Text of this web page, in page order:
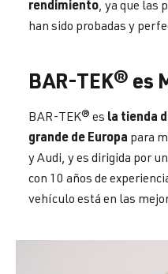
rendimiento, ya que las
han sido probadas y
BAR-TEK® es
BAR-TEK® es la tienda
grande de Europa para
y Audi, y es dirigida por
con 10 años de
vehículo está en las